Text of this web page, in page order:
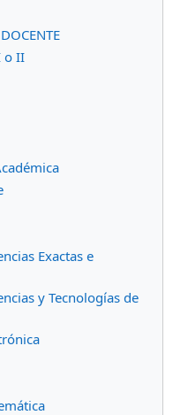
o II
Exactas e
y Tecnologías de